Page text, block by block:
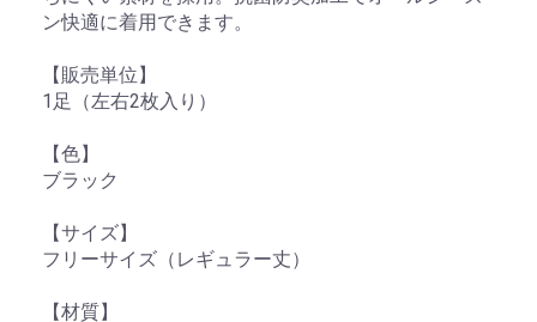
ン快適に着用できます。
【販売単位】
1足（左右2枚入り）
【色】
ブラック
【サイズ】
フリーサイズ（レギュラー丈）
【材質】